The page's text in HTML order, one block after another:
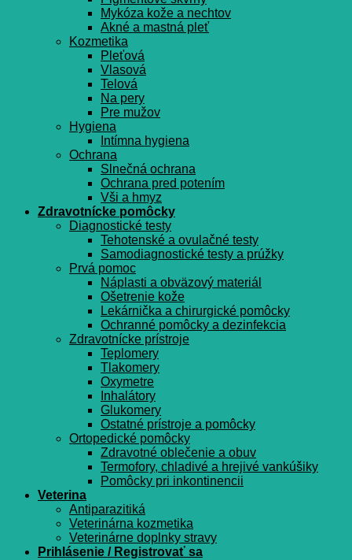
Mykóza kože a nechtov
Akné a mastná pleť
Kozmetika
Pleťová
Vlasová
Telová
Na pery
Pre mužov
Hygiena
Intímna hygiena
Ochrana
Slnečná ochrana
Ochrana pred potením
Vši a hmyz
Zdravotnícke pomôcky
Diagnostické testy
Tehotenské a ovulačné testy
Samodiagnostické testy a prúžky
Prvá pomoc
Náplasti a obväzový materiál
Ošetrenie kože
Lekárnička a chirurgické pomôcky
Ochranné pomôcky a dezinfekcia
Zdravotnícke prístroje
Teplomery
Tlakomery
Oxymetre
Inhalátory
Glukomery
Ostatné prístroje a pomôcky
Ortopedické pomôcky
Zdravotné oblečenie a obuv
Termofory, chladivé a hrejivé vankúšiky
Pomôcky pri inkontinencii
Veterina
Antiparazitiká
Veterinárna kozmetika
Veterinárne doplnky stravy
Prihlásenie / Registrovať sa